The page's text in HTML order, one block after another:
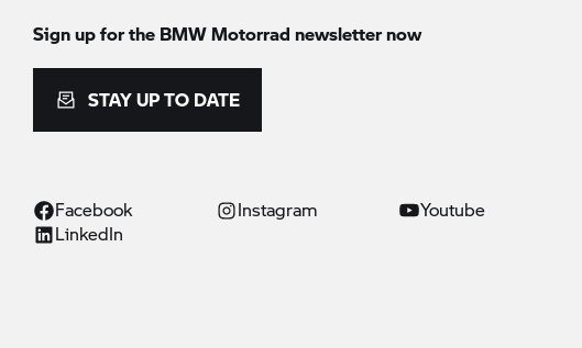
Sign up for the BMW Motorrad newsletter now
STAY UP TO DATE
Facebook Instagram
Youtube
LinkedIn